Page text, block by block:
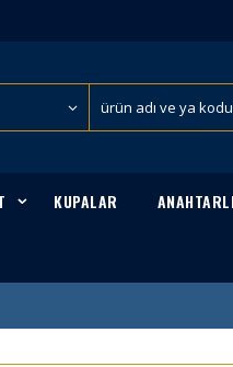
KUPALAR